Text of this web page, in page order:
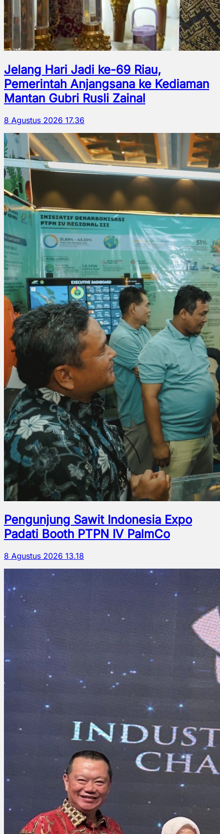
Jelang Hari Jadi ke-69 Riau,
Pemerintah Anjangsana ke Kediaman
Mantan Gubri Rusli Zainal
8 Agustus 2026 17.36
Pengunjung Sawit Indonesia Expo
Padati Booth PTPN IV PalmCo
8 Agustus 2026 13.18